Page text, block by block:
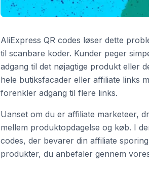
AliExpress QR codes løser dette
til scanbare koder. Kunder peger
adgang til det nøjagtige produkt eller
hele butiksfacader eller affiliate links
forenkler adgang til flere links.
Uanset om du er affiliate marketeer,
mellem produktopdagelse og køb. I
codes, der bevarer din affiliate
produkter, du anbefaler gennem